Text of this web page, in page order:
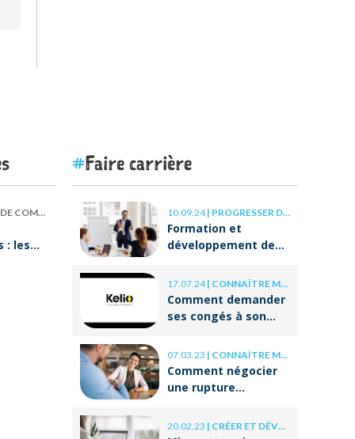
: les
Faire carrière
10.09.24| PROGRESSER DANS SA CARRIÈRE
Formation et
développement des
clés de la réussite à
long terme
17.07.24| CONNAÎTRE MES DROITS
Comment demander
ses congés à son
07.03.23 | CONNAÎTRE MES DROITS
Comment négocier
une rupture
20.02.23 | CRÉER ET DÉVELOPPER SA BOÎTE